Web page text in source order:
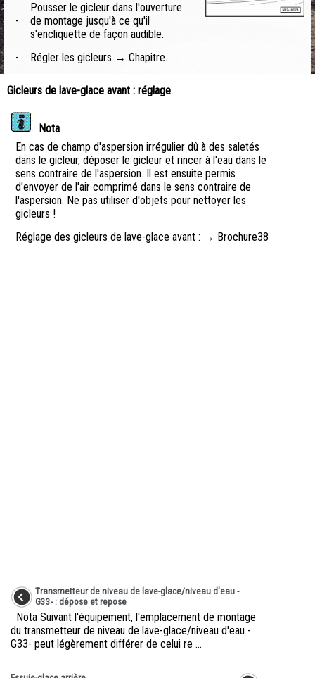
-
Pousser le gicleur dans l'ouverture
de montage jusqu'à ce qu'il
s'encliquette de façon audible.
-
Régler les gicleurs → Chapitre.
Gicleurs de lave-glace avant : réglage
Nota
En cas de champ d'aspersion irrégulier dû à des saletés
dans le gicleur, déposer le gicleur et rincer à l'eau dans le
sens contraire de l'aspersion. Il est ensuite permis
d'envoyer de l'air comprimé dans le sens contraire de
l'aspersion. Ne pas utiliser d'objets pour nettoyer les
gicleurs !
Réglage des gicleurs de lave-glace avant : → Brochure38
Transmetteur de niveau de lave-glace/niveau d'eau -
G33- : dépose et repose
Nota Suivant l'équipement, l'emplacement de montage
du transmetteur de niveau de lave-glace/niveau d'eau -
G33- peut légèrement différer de celui re ...